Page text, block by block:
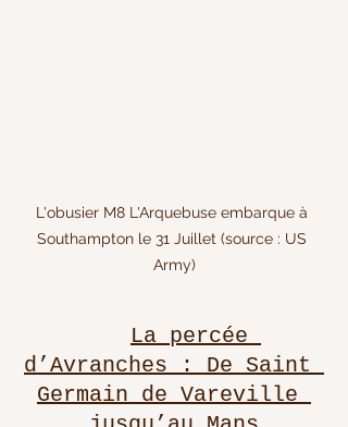
L'obusier M8 L'Arquebuse embarque à
Southampton le 31 Juillet (source : US
Army)
La percée
d’Avranches : De Saint
Germain de Vareville